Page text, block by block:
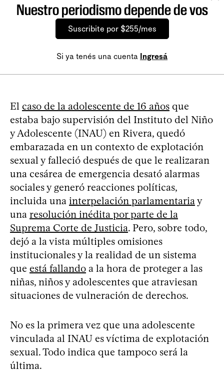
Nuestro periodismo depende de vos
Suscribite por $255/mes
Si ya tenés una cuenta Ingresá
El caso de la adolescente de 16 años que
estaba bajo supervisión del Instituto del Niño
y Adolescente (INAU) en Rivera, quedó
embarazada en un contexto de explotación
sexual y falleció después de que le realizaran
una cesárea de emergencia desató alarmas
sociales y generó reacciones políticas,
incluida una interpelación parlamentariay
una resolución inédita por parte de la
Suprema Corte de Justicia. Pero, sobre todo,
dejó a la vista múltiples omisiones
institucionales y la realidad de un sistema
que está fallando a la hora de proteger a las
niñas, niños y adolescentes que atraviesan
situaciones de vulneración de derechos.
No es la primera vez que una adolescente
vinculada al INAU es víctima de explotación
sexual. Todo indica que tampoco será la
última.